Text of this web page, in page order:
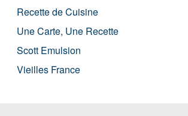
Recette de Cuisine
Une Carte, Une Recette
Scott Emulsion
Vieilles France